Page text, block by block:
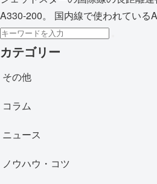
A330-200。 国内線で使われてい
カテゴリー
その他
コラム
ニュース
ノウハウ・コツ